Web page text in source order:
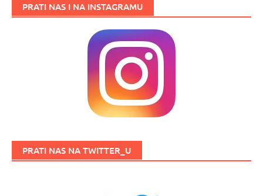
PRATI NAS I NA INSTAGRAMU
PRATI NAS NA TWITTER_U